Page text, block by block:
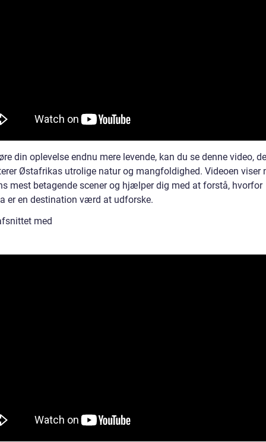
din oplevelse endnu mere levende, kan du se denne video,
Østafrikas utrolige natur og mangfoldighed. Videoen viser
mest betagende scener og hjælper dig med at forstå, hvorfor
er en destination værd at udforske.
med